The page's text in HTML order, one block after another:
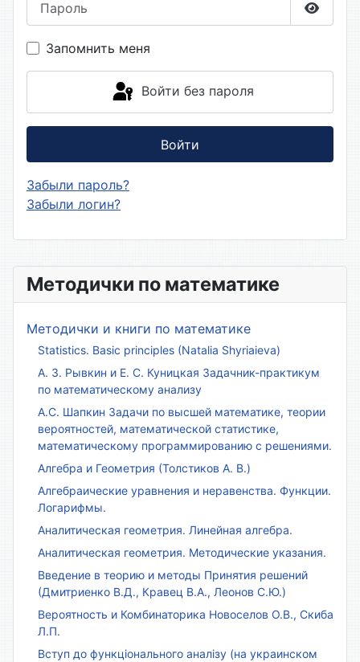
Методички по математике
Методички и книги по математике
Statistics. Basic principles (Natalia Shyriaieva)
А. З. Рывкин и Е. С. Куницкая Задачник-практикум
по математическому анализу
А.С. Шапкин Задачи по высшей математике, теории
вероятностей, математической статистике,
математическому программированию с решениями.
Алгебра и Геометрия (Толстиков А. В.)
Алгебраические уравнения и неравенства. Функции.
Логарифмы.
Аналитическая геометрия. Линейная алгебра.
Аналитическая геометрия. Методические указания.
Введение в теорию и методы Принятия решений
(Дмитриенко В.Д., Кравец В.А., Леонов С.Ю.)
Вероятность и Комбинаторика Новоселов О.В., Скиба
Л.П.
Вступ до функціонального аналізу (на украинском
Запомнить меня
Войти без пароля
Войти
Забыли пароль?
Забыли логин?